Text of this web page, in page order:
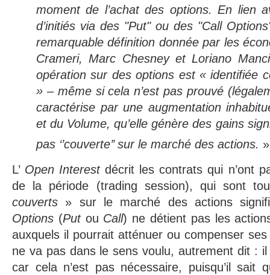
moment de l’achat des options. En lien
d’initiés via des "Put" ou des "Call
remarquable définition donnée par les
Crameri, Marc Chesney et Loriano
opération sur des options est « identifiée
» – même si cela n’est pas prouvé
caractérise par une augmentation
et du Volume, qu’elle génère des gains
pas ‘’couverte’’ sur le marché des actions. »
L’ Open Interestdécrit les contrats qui n’ont
de la période (trading session), qui sont
couverts » sur le marché des actions
Options (Put ou Call) ne détient pas les
auxquels il pourrait atténuer ou compenser ses
ne va pas dans le sens voulu, autrement dit :
car cela n’est pas nécessaire, puisqu’il sait